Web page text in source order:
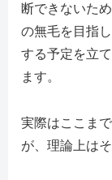
断できないた
の無毛を目指
する予定を立
ます。
実際はここま
が、理論上は